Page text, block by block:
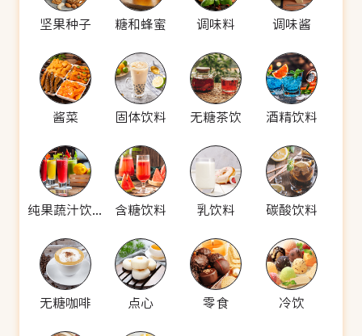
坚果种子 糖和蜂蜜 调味料 调味酱
酱菜 固体饮料 无糖茶饮 酒精饮料
纯果蔬汁饮料 含糖饮料 乳饮料 碳酸饮料
无糖咖啡 点心 零食 冷饮